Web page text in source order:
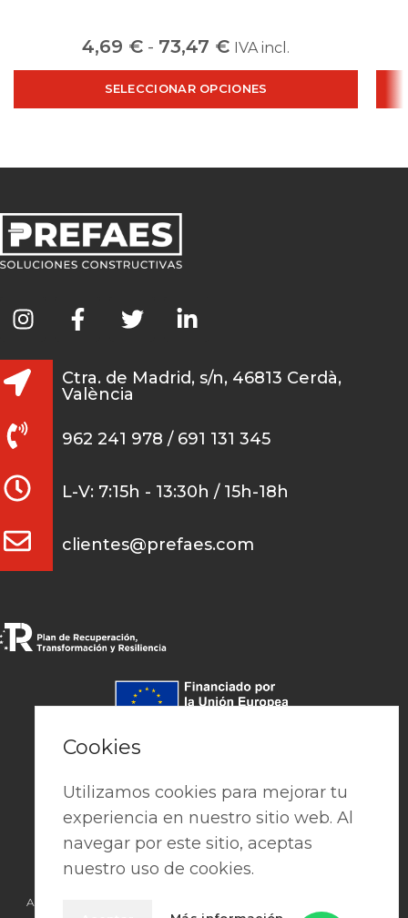
4,69 € - 73,47 € IVA incl.
SELECCIONAR OPCIONES
Ctra. de Madrid, s/n, 46813 Cerdà,
València
962 241 978 / 691 131 345
L-V: 7:15h - 13:30h / 15h-18h
clientes@prefaes.com
Aviso Legal
Cookies
Utilizamos cookies para mejorar tu
experiencia en nuestro sitio web. Al
navegar por este sitio, aceptas
nuestro uso de cookies.